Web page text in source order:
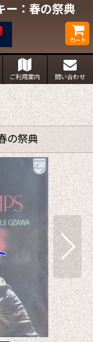
ー：春の祭典
カート
ご利用案内 問い合わせ
の祭典